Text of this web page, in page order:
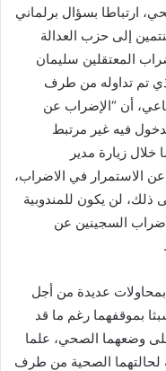
ارتباطا بسؤال برلماني
إلى حزب العدالة
المعتقلين سليمان
تم تداوله من طرف
أن “الإضراب عن
فيه غير مرتبط
خلال زيارة مدير
الاستمرار في الاضراب،
ذلك، لن يكون للمندوبية
السجينين عن
عديدة من أجل
بموقفهما رغم ما قد
وضعهما الصحي، علما
لحالتهما الصحية من طرف